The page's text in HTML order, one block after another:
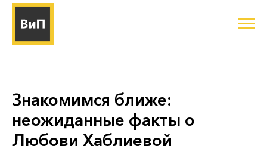
Знакомимся ближе:
неожиданные факты о
Любови Хаблиевой